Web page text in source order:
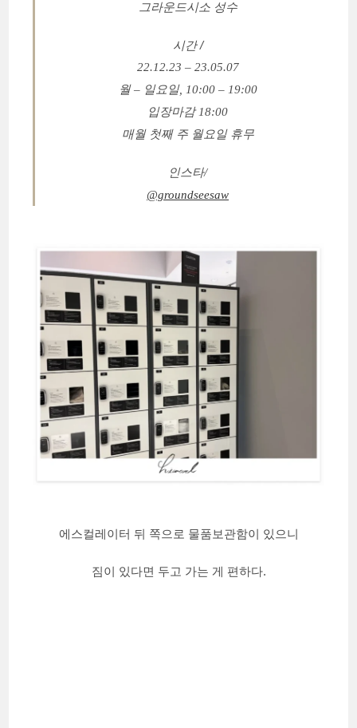
그라운드시소 성수
시간 /
22.12.23 – 23.05.07
월 – 일요일, 10:00 – 19:00
입장마감 18:00
매월 첫째 주 월요일 휴무
인스타/
@groundseesaw
에스컬레이터 뒤 쪽으로 물품보관함이 있으니
짐이 있다면 두고 가는 게 편하다.